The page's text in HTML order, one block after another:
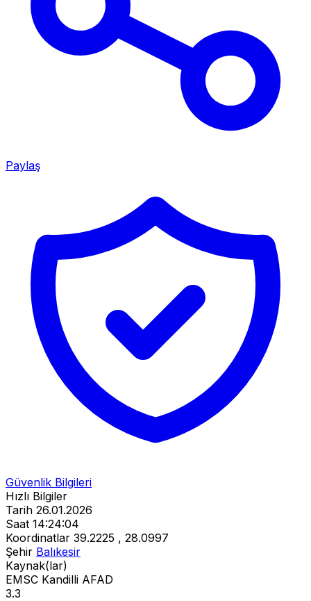
Paylaş
Güvenlik Bilgileri
Hızlı Bilgiler
Tarih 26.01.2026
Saat 14:24:04
Koordinatlar 39.2225 , 28.0997
Şehir Balıkesir
Kaynak(lar)
EMSC Kandilli AFAD
3.3